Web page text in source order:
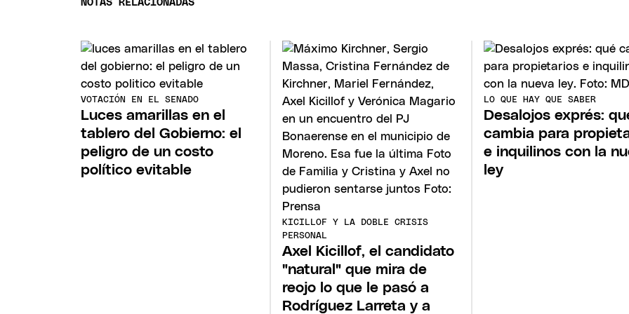
NOTAS RELACIONADAS
VOTACIÓN EN EL SENADO
Luces amarillas en el
tablero del Gobierno: el
peligro de un costo
político evitable
KICILLOF Y LA DOBLE CRISIS
PERSONAL
Axel Kicillof, el candidato
"natural" que mira de
reojo lo que le pasó a
Rodríguez Larreta y a
LO QUE HAY QUE SABER
Desalojos exprés:
cambia para
e inquilinos con la
ley